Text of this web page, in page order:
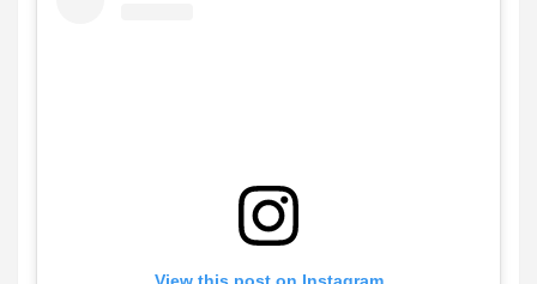
View this post on Instagram